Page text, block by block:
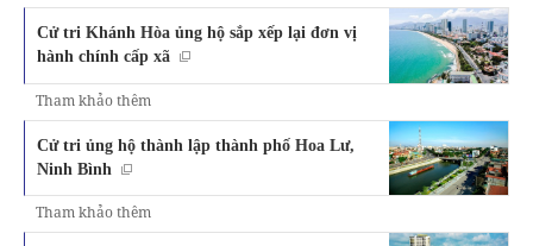
Cử tri Khánh Hòa ủng hộ sắp xếp lại đơn vị
hành chính cấp xã
Tham khảo thêm
Cử tri ủng hộ thành lập thành phố Hoa Lư,
Ninh Bình
Tham khảo thêm